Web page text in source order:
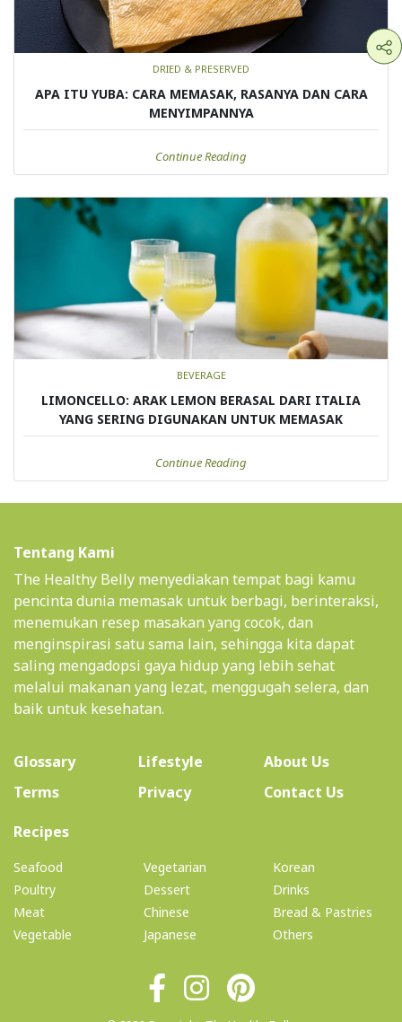
DRIED & PRESERVED
APA ITU YUBA: CARA MEMASAK, RASANYA DAN CARA
MENYIMPANNYA
Continue Reading
BEVERAGE
LIMONCELLO: ARAK LEMON BERASAL DARI ITALIA
YANG SERING DIGUNAKAN UNTUK MEMASAK
Continue Reading
Tentang Kami
The Healthy Belly menyediakan tempat bagi kamu
pencinta dunia memasak untuk berbagi, berinteraksi,
menemukan resep masakan yang cocok, dan
menginspirasi satu sama lain, sehingga kita dapat
saling mengadopsi gaya hidup yang lebih sehat
melalui makanan yang lezat, menggugah selera, dan
baik untuk kesehatan.
Glossary Lifestyle About Us(current)
Terms
Privacy
Contact Us
Recipes(current)
Seafood
Poultry
Meat
Vegetable
Vegetarian
Dessert
Chinese
Japanese
Korean
Drinks
Bread & Pastries
Others